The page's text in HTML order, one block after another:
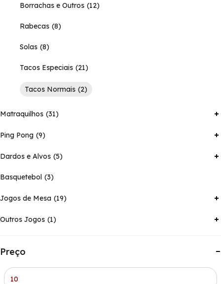
Borrachas e Outros 12
Rabecas 8
Solas 8
Tacos Especiais 21
Tacos Normais 2
Matraquilhos 31
Ping Pong 9
Dardos e Alvos 5
Basquetebol 3
Jogos de Mesa 19
Outros Jogos 1
Preço